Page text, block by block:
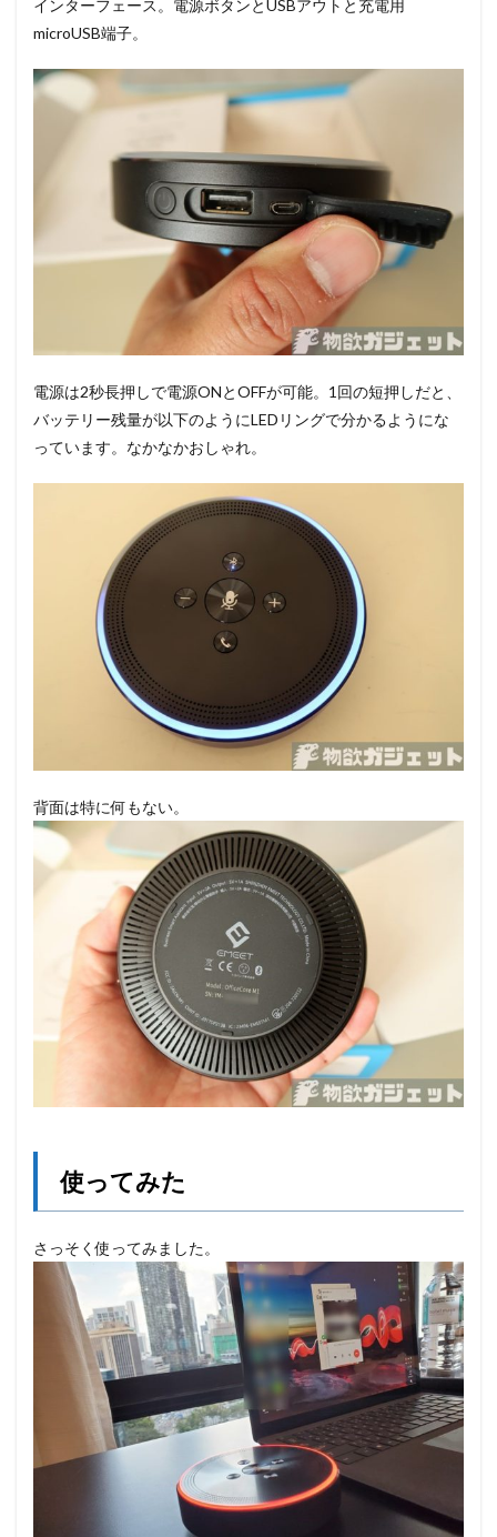
インターフェース。電源ボタンとUSBアウトと充電用
microUSB端子。
電源は2秒長押しで電源ONとOFFが可能。1回の短押しだと、
バッテリー残量が以下のようにLEDリングで分かるようにな
っています。なかなかおしゃれ。
背面は特に何もない。
使ってみた
さっそく使ってみました。